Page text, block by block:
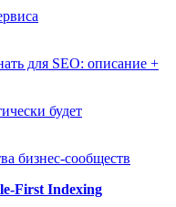
для SEO: описание +
будет
бизнес-сообществ
First Indexing